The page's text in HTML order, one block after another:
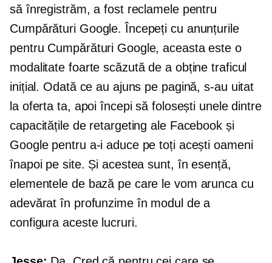
să înregistrăm, a fost reclamele pentru
Cumpărături Google. Începeți cu anunțurile
pentru Cumpărături Google, aceasta este o
modalitate foarte scăzută de a obține traficul
inițial. Odată ce au ajuns pe pagină, s-au uitat
la oferta ta, apoi începi să folosești unele dintre
capacitățile de retargeting ale Facebook și
Google pentru a-i aduce pe toți acești oameni
înapoi pe site. Și acestea sunt, în esență,
elementele de bază pe care le vom arunca cu
adevărat în profunzime în modul de a
configura aceste lucruri.